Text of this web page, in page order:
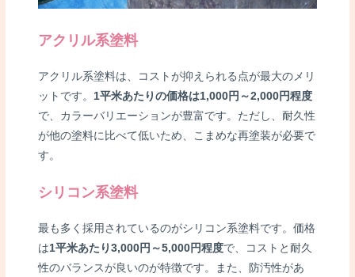
アクリル系塗料
アクリル系塗料は、コストが抑えられる点が最大のメリ
ットです。 1平米あたりの価格は1,000円～2,000円程度
で、カラーバリエーションが豊富です。ただし、耐久性
が他の塗料に比べて低いため、こまめな再塗装が必要で
す。
シリコン系塗料
最も多く採用されているのがシリコン系塗料です。価格
は1平米あたり3,000円～5,000円程度で、コストと耐久
性のバランスが良いのが特徴です。また、防汚性があ